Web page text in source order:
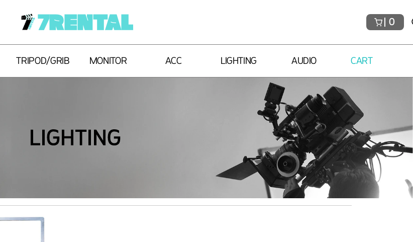
LIGHTING
7RENTAL 0
TRIPOD/GRIB MONITOR ACC LIGHTING AUDIO CART